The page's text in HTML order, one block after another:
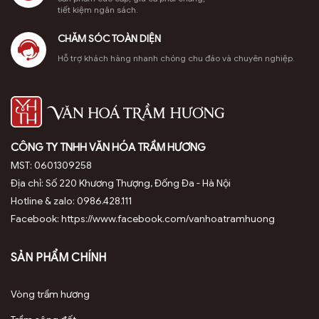
2. Quy trình chế tác nghiêm ngặt:
trang
phẩm
tiết kiệm ngân sách.
CHĂM SÓC TOÀN DIỆN
Hỗ trợ khách hàng nhanh chóng chu đáo và chuyên nghiệp.
CÔNG TY TNHH VĂN HÓA TRẦM HƯƠNG
MST: 0601309258
Địa chỉ: Số 220 Khương Thượng, Đống Đa - Hà Nội
Hotline & zalo: 0986.428.111
Facebook: https://www.facebook.com/vanhoatramhuong
SẢN PHẨM CHÍNH
Vòng trầm hương